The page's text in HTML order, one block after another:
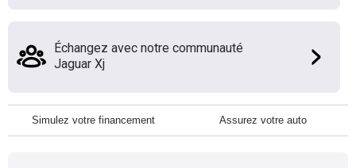
Échangez avec notre communauté
Jaguar Xj
Simulez votre financement Assurez votre auto